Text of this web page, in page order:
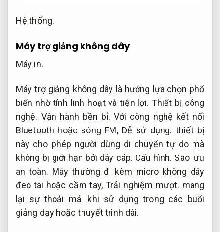
Hệ thống.
Máy trợ giảng không dây
Máy in.
Máy trợ giảng không dây là hướng lựa chọn phổ
biến nhờ tính linh hoạt và tiện lợi. Thiết bị công
nghệ. Vận hành bền bỉ. Với công nghệ kết nối
Bluetooth hoặc sóng FM, Dễ sử dụng. thiết bị
này cho phép người dùng di chuyển tự do mà
không bị giới hạn bởi dây cáp. Cấu hình. Sao lưu
an toàn. Máy thường đi kèm micro không dây
đeo tai hoặc cầm tay, Trải nghiệm mượt. mang
lại sự thoải mái khi sử dụng trong các buổi
giảng dạy hoặc thuyết trình dài.